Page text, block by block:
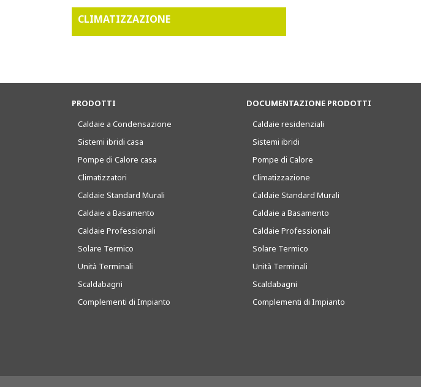
CLIMATIZZAZIONE
PRODOTTI
Caldaie a Condensazione
Sistemi ibridi casa
Pompe di Calore casa
Climatizzatori
Caldaie Standard Murali
Caldaie a Basamento
Caldaie Professionali
Solare Termico
Unità Terminali
Scaldabagni
Complementi di Impianto
DOCUMENTAZIONE PRODOTTI
Caldaie residenziali
Sistemi ibridi
Pompe di Calore
Climatizzazione
Caldaie Standard Murali
Caldaie a Basamento
Caldaie Professionali
Solare Termico
Unità Terminali
Scaldabagni
Complementi di Impianto